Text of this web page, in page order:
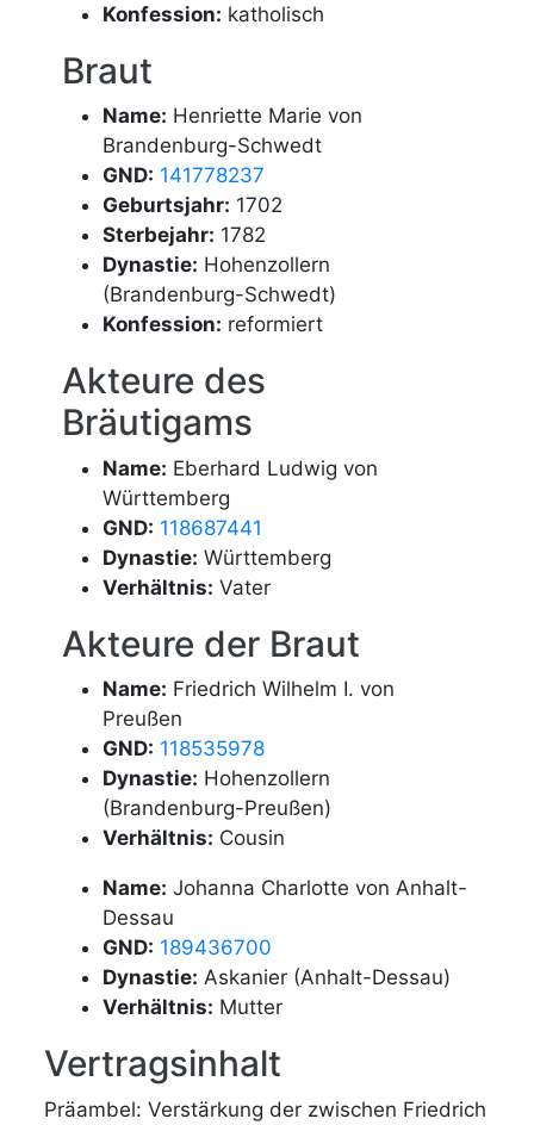
Konfession: katholisch
Braut
Name: Henriette Marie von
Brandenburg-Schwedt
GND: 141778237
Geburtsjahr: 1702
Sterbejahr: 1782
Dynastie: Hohenzollern
(Brandenburg-Schwedt)
Konfession: reformiert
Akteure des
Bräutigams
Name: Eberhard Ludwig von
Württemberg
GND: 118687441
Dynastie: Württemberg
Verhältnis: Vater
Akteure der Braut
Name: Friedrich Wilhelm I. von
Preußen
GND: 118535978
Dynastie: Hohenzollern
(Brandenburg-Preußen)
Verhältnis: Cousin
Name: Johanna Charlotte von Anhalt-
Dessau
GND: 189436700
Dynastie: Askanier (Anhalt-Dessau)
Verhältnis: Mutter
Vertragsinhalt
Präambel: Verstärkung der zwischen Friedrich